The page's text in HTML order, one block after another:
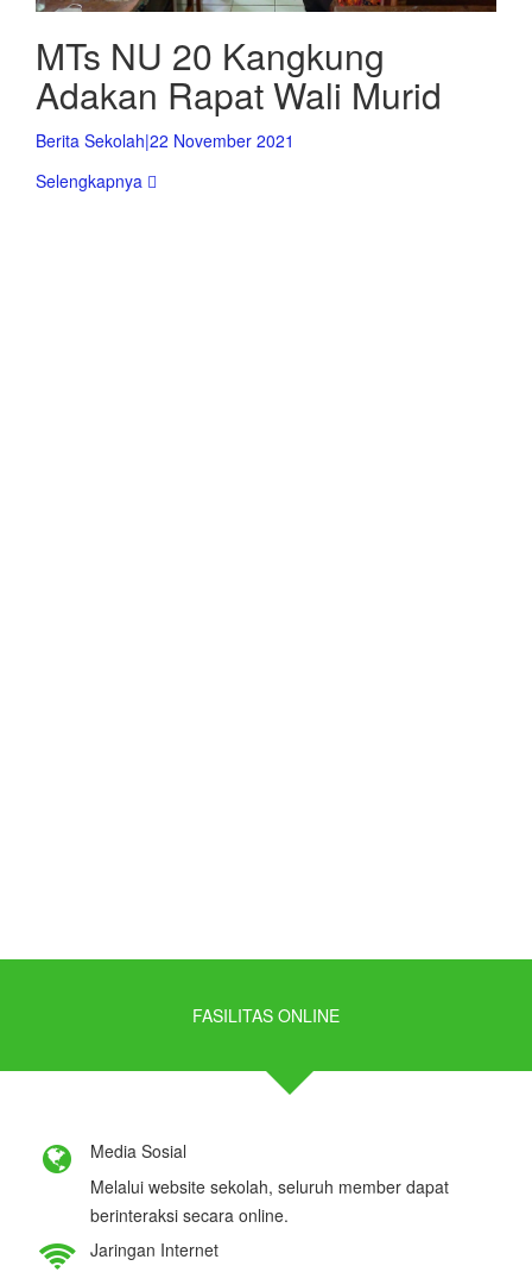
MTs NU 20 Kangkung
Adakan Rapat Wali Murid
Berita Sekolah|22 November 2021
Selengkapnya
FASILITAS ONLINE
Media Sosial
Melalui website sekolah, seluruh member dapat
berinteraksi secara online.
Jaringan Internet